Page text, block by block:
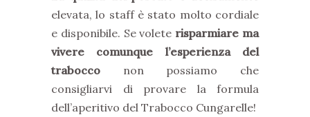
elevata, lo staff è stato molto cordiale
e disponibile. Se volete risparmiare ma
vivere comunque l’esperienza del
trabocco non possiamo che
consigliarvi di provare la formula
dell’aperitivo del Trabocco Cungarelle!